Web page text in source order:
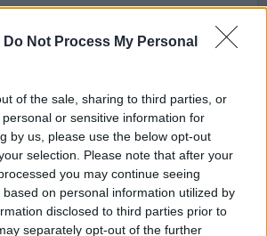
Do Not Process My Personal
of the sale, sharing to third parties, or
or sensitive information for
by us, please use the below opt-out
selection. Please note that after your
you may continue seeing
on personal information utilized by
disclosed to third parties prior to
separately opt-out of the further
skapar Skandinaviens bästa klockforum!